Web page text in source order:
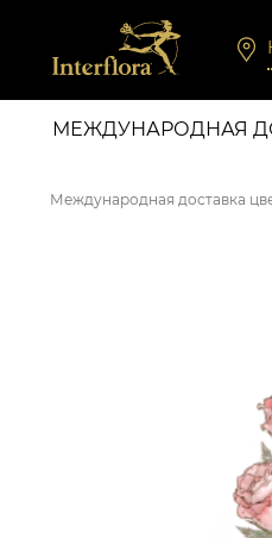
МЕЖДУНАРОДНАЯ
Международная доставка